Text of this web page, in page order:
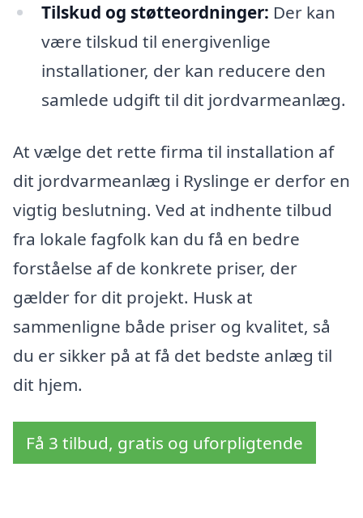
Tilskud og støtteordninger: Der kan
være tilskud til energivenlige
installationer, der kan reducere den
samlede udgift til dit jordvarmeanlæg.
At vælge det rette firma til installation af
dit jordvarmeanlæg i Ryslinge er derfor en
vigtig beslutning. Ved at indhente tilbud
fra lokale fagfolk kan du få en bedre
forståelse af de konkrete priser, der
gælder for dit projekt. Husk at
sammenligne både priser og kvalitet, så
du er sikker på at få det bedste anlæg til
dit hjem.
Få 3 tilbud, gratis og uforpligtende